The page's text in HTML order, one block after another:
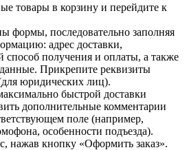
товары в корзину и перейдите к
формы, последовательно заполняя
адрес доставки,
способ получения и оплаты, а также
Прикрепите реквизиты
юридических лиц).
быстрой доставки
дополнительные комментарии
поле (например,
особенности подъезда).
нажав кнопку «Оформить заказ».